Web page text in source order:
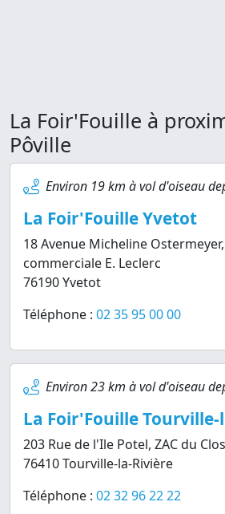
La Foir'Fouille à
Pôville
Environ 19 km à vol d'oiseau
La Foir'Fouille Yvetot
18 Avenue Micheline
commerciale E. Leclerc
76190 Yvetot
Téléphone : 02 35 95 00 00
Environ 23 km à vol d'oiseau
La Foir'Fouille
203 Rue de l'Ile Potel, ZAC du
76410 Tourville-la-Rivière
Téléphone : 02 32 96 22 22